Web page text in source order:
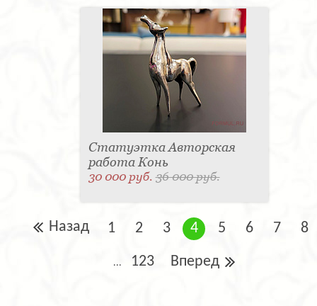
Статуэтка Авторская
работа Конь
30 000 руб.36 000 руб.
Назад 1 2 3 4 5 6 7 8
... 123 Вперед